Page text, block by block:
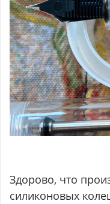
Здорово, что
силиконовых